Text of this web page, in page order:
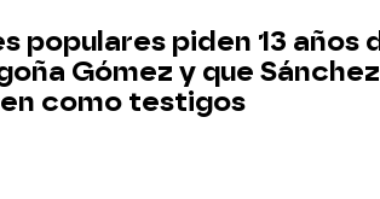
populares piden 13 años
Gómez y que
como testigos